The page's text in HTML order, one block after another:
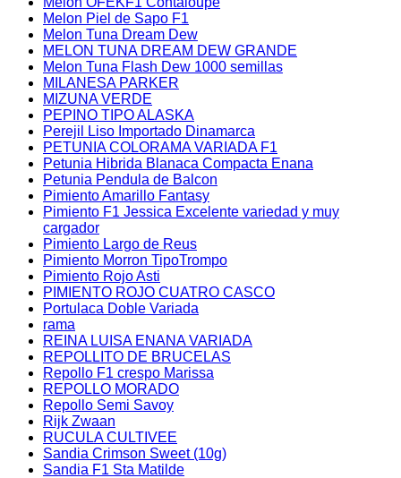
Melon Piel de Sapo F1
Melon Tuna Dream Dew
MELON TUNA DREAM DEW GRANDE
Melon Tuna Flash Dew 1000 semillas
MILANESA PARKER
MIZUNA VERDE
PEPINO TIPO ALASKA
Perejil Liso Importado Dinamarca
PETUNIA COLORAMA VARIADA F1
Petunia Hibrida Blanaca Compacta Enana
Petunia Pendula de Balcon
Pimiento Amarillo Fantasy
Pimiento F1 Jessica Excelente variedad y muy
cargador
Pimiento Largo de Reus
Pimiento Morron TipoTrompo
Pimiento Rojo Asti
PIMIENTO ROJO CUATRO CASCO
Portulaca Doble Variada
rama
REINA LUISA ENANA VARIADA
REPOLLITO DE BRUCELAS
Repollo F1 crespo Marissa
REPOLLO MORADO
Repollo Semi Savoy
Rijk Zwaan
RUCULA CULTIVEE
Sandia Crimson Sweet (10g)
Sandia F1 Sta Matilde